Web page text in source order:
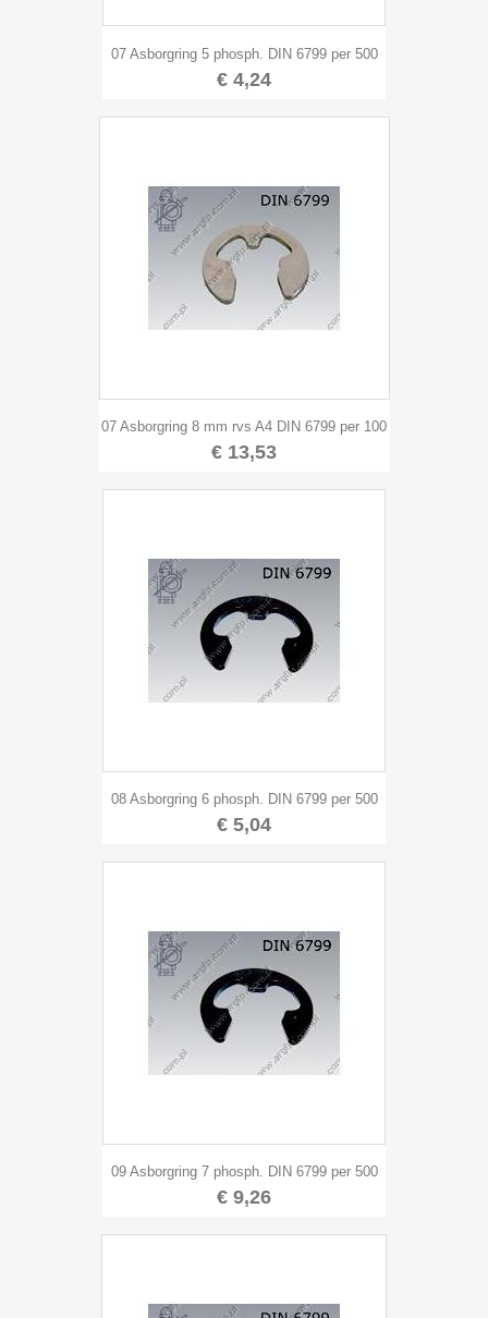
07 Asborgring 5 phosph. DIN 6799 per 500
€ 4,24
07 Asborgring 8 mm rvs A4 DIN 6799 per 100
€ 13,53
08 Asborgring 6 phosph. DIN 6799 per 500
€ 5,04
09 Asborgring 7 phosph. DIN 6799 per 500
€ 9,26